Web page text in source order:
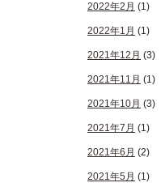
2022年2月 (1)
2022年1月 (1)
2021年12月 (3)
2021年11月 (1)
2021年10月 (3)
2021年7月 (1)
2021年6月 (2)
2021年5月 (1)